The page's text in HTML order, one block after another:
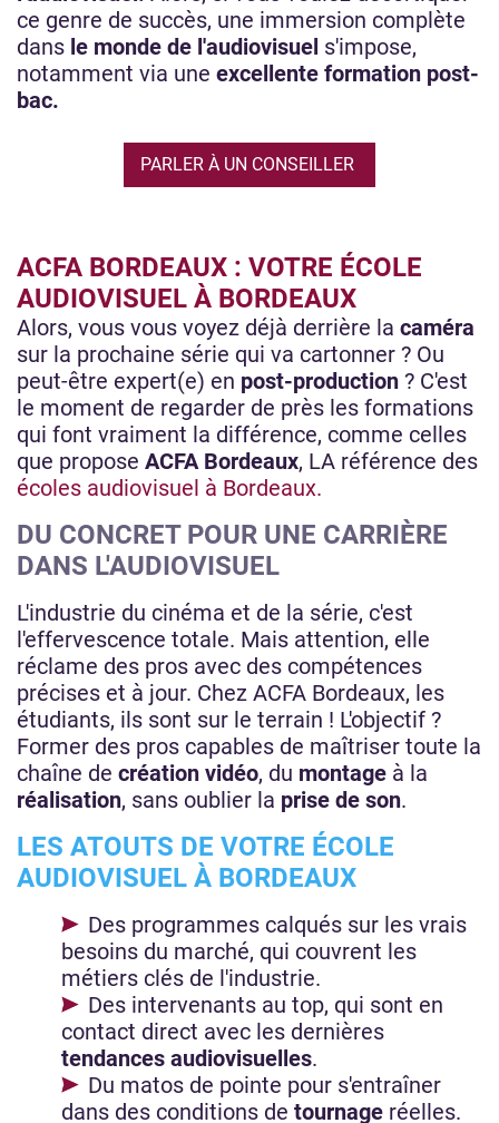
ce genre de succès, une immersion complète
dans le monde de l'audiovisuel s'impose,
notamment via une excellente formation post-
bac.
PARLER À UN CONSEILLER
ACFA BORDEAUX : VOTRE ÉCOLE
AUDIOVISUEL À BORDEAUX
Alors, vous vous voyez déjà derrière la caméra
sur la prochaine série qui va cartonner ? Ou
peut-être expert(e) en post-production ? C'est
le moment de regarder de près les formations
qui font vraiment la différence, comme celles
que propose ACFA Bordeaux, LA référence des
écoles audiovisuel à Bordeaux.
DU CONCRET POUR UNE CARRIÈRE
DANS L'AUDIOVISUEL
L'industrie du cinéma et de la série, c'est
l'effervescence totale. Mais attention, elle
réclame des pros avec des compétences
précises et à jour. Chez ACFA Bordeaux, les
étudiants, ils sont sur le terrain ! L'objectif ?
Former des pros capables de maîtriser toute la
chaîne de création vidéo, du montage à la
réalisation, sans oublier la prise de son.
LES ATOUTS DE VOTRE ÉCOLE
AUDIOVISUEL À BORDEAUX
Des programmes calqués sur les vrais
besoins du marché, qui couvrent les
métiers clés de l'industrie.
Des intervenants au top, qui sont en
contact direct avec les dernières
tendances audiovisuelles.
Du matos de pointe pour s'entraîner
dans des conditions de tournage réelles.